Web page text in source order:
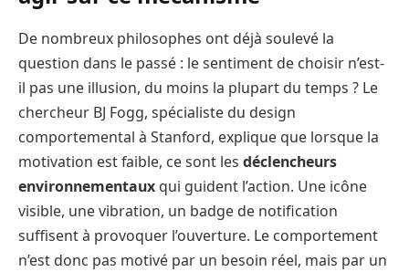
De nombreux philosophes ont déjà soulevé la
question dans le passé : le sentiment de choisir n’est-
il pas une illusion, du moins la plupart du temps ? Le
chercheur BJ Fogg, spécialiste du design
comportemental à Stanford, explique que lorsque la
motivation est faible, ce sont les déclencheurs
environnementaux qui guident l’action. Une icône
visible, une vibration, un badge de notification
suffisent à provoquer l’ouverture. Le comportement
n’est donc pas motivé par un besoin réel, mais par un